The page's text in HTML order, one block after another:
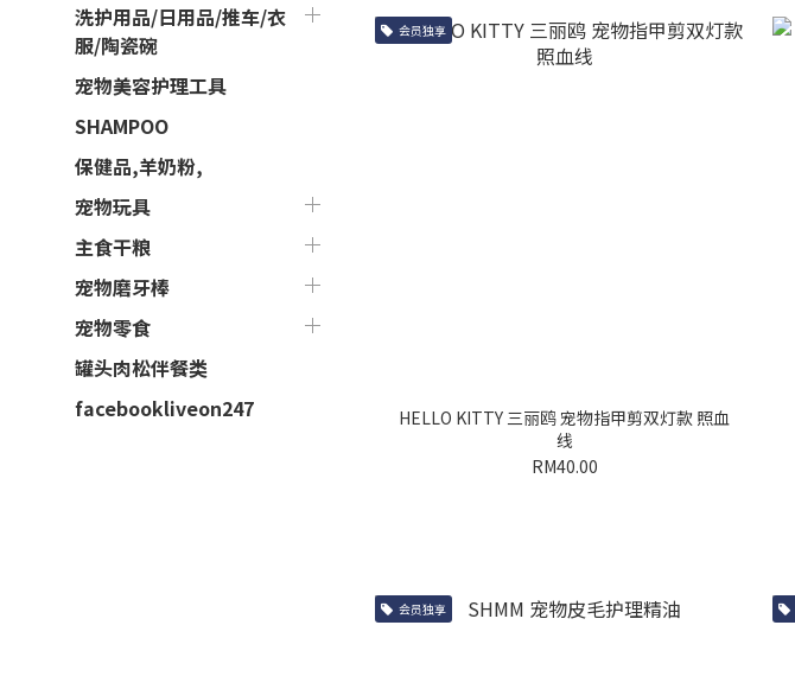
洗护用品/日用品/推车/衣
服/陶瓷碗
宠物美容护理工具
SHAMPOO
保健品,羊奶粉,
宠物玩具
主食干粮
宠物磨牙棒
宠物零食
罐头肉松伴餐类
facebookliveon247
会员独享
HELLO KITTY 三丽鸥 宠物指甲剪双灯款 照血
线
RM40.00
会员独享